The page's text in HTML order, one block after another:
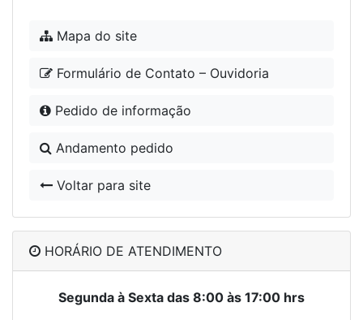
Mapa do site
Formulário de Contato – Ouvidoria
Pedido de informação
Andamento pedido
Voltar para site
HORÁRIO DE ATENDIMENTO
Segunda à Sexta das 8:00 às 17:00 hrs